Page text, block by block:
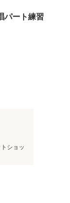
パート練習
ショッ